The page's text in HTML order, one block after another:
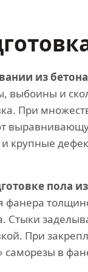
из бетона
выбоины и
При
крупные
пола
фанера
Стыки
При
саморезы в